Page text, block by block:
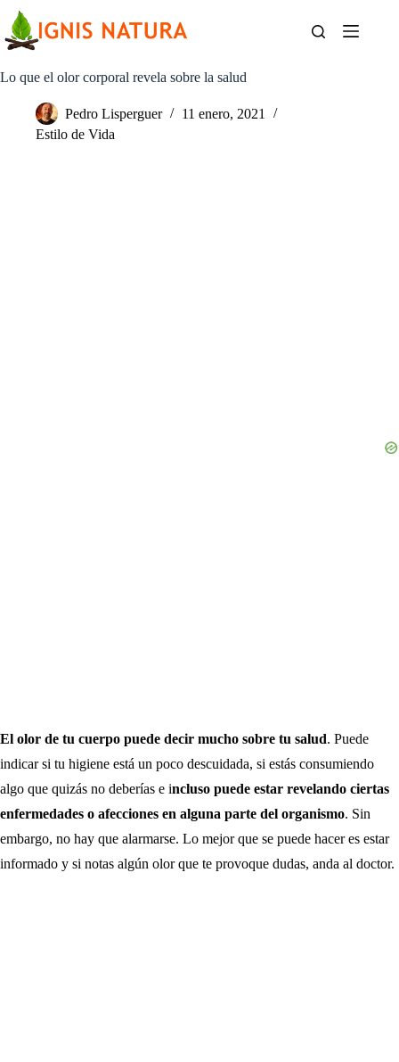
contenido
Lo que el olor corporal revela sobre la salud
Pedro Lisperguer
11 enero, 2021
Estilo de Vida
El olor de tu cuerpo puede decir mucho sobre tu salud. Puede
indicar si tu higiene está un poco descuidada, si estás consumiendo
algo que quizás no deberías e incluso puede estar revelando ciertas
enfermedades o afecciones en alguna parte del organismo. Sin
embargo, no hay que alarmarse. Lo mejor que se puede hacer es estar
informado y si notas algún olor que te provoque dudas, anda al doctor.